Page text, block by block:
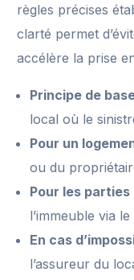
règles précises
clarté permet
accélère la prise
Principe de
local où le
Pour un
ou du
Pour les parties
l’immeuble via
En cas
l’assureur du